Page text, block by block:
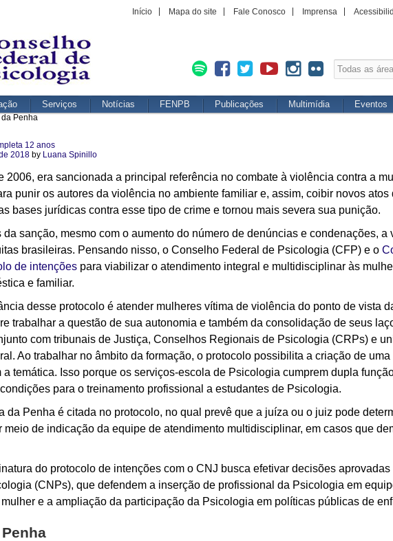
Início Mapa do site Fale Conosco Imprensa
Serviços Notícias FENPB Publicações Multimídia Eventos
da Penha
12 anos
2018 by Luana Spinillo
2006, era sancionada a principal referência no combate à violência contra a
punir os autores da violência no ambiente familiar e, assim, coibir novos
bases jurídicas contra esse tipo de crime e tornou mais severa sua punição.
da sanção, mesmo com o aumento do número de denúncias e condenações,
brasileiras. Pensando nisso, o Conselho Federal de Psicologia (CFP) e o
de intenções para viabilizar o atendimento integral e multidisciplinar às
e familiar.
desse protocolo é atender mulheres vítima de violência do ponto de vista
trabalhar a questão de sua autonomia e também da consolidação de seus
com tribunais de Justiça, Conselhos Regionais de Psicologia (CRPs) e
Ao trabalhar no âmbito da formação, o protocolo possibilita a criação de
a temática. Isso porque os serviços-escola de Psicologia cumprem dupla
para o treinamento profissional a estudantes de Psicologia.
da Penha é citada no protocolo, no qual prevê que a juíza ou o juiz pode
meio de indicação da equipe de atendimento multidisciplinar, em casos que
do protocolo de intenções com o CNJ busca efetivar decisões
(CNPs), que defendem a inserção de profissional da Psicologia em
e a ampliação da participação da Psicologia em políticas públicas de